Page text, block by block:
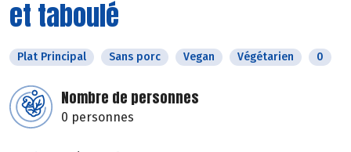
et taboulé
Plat Principal Sans porc Vegan Végétarien 0
Nombre de personnes
0 personnes